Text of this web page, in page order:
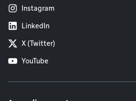
Instagram
LinkedIn
X (Twitter)
YouTube